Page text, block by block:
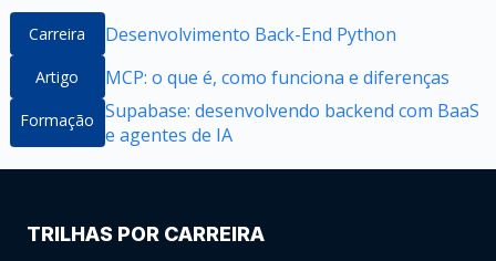
Carreira Desenvolvimento Back-End Python
Artigo MCP: o que é, como funciona e diferenças
Formação Supabase: desenvolvendo backend com BaaS
e agentes de IA
TRILHAS POR CARREIRA